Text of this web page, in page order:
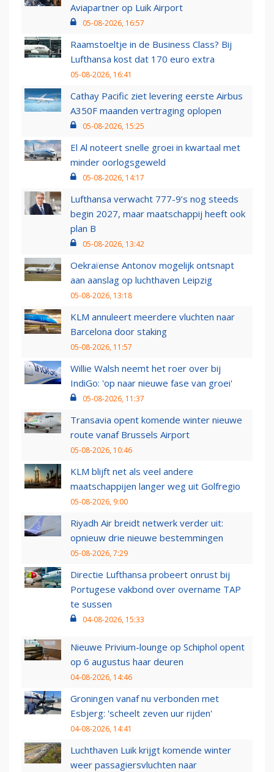
Aviapartner op Luik Airport
05-08-2026, 16:57
Raamstoeltje in de Business Class? Bij
Lufthansa kost dat 170 euro extra
05-08-2026, 16:41
Cathay Pacific ziet levering eerste Airbus
A350F maanden vertraging oplopen
05-08-2026, 15:25
El Al noteert snelle groei in kwartaal met
minder oorlogsgeweld
05-08-2026, 14:17
Lufthansa verwacht 777-9’s nog steeds
begin 2027, maar maatschappij heeft ook
plan B
05-08-2026, 13:42
Oekraïense Antonov mogelijk ontsnapt
aan aanslag op luchthaven Leipzig
05-08-2026, 13:18
KLM annuleert meerdere vluchten naar
Barcelona door staking
05-08-2026, 11:57
Willie Walsh neemt het roer over bij
IndiGo: 'op naar nieuwe fase van groei'
05-08-2026, 11:37
Transavia opent komende winter nieuwe
route vanaf Brussels Airport
05-08-2026, 10:46
KLM blijft net als veel andere
maatschappijen langer weg uit Golfregio
05-08-2026, 9:00
Riyadh Air breidt netwerk verder uit:
opnieuw drie nieuwe bestemmingen
05-08-2026, 7:29
Directie Lufthansa probeert onrust bij
Portugese vakbond over overname TAP
te sussen
04-08-2026, 15:33
Nieuwe Privium-lounge op Schiphol opent
op 6 augustus haar deuren
04-08-2026, 14:46
Groningen vanaf nu verbonden met
Esbjerg: 'scheelt zeven uur rijden'
04-08-2026, 14:41
Luchthaven Luik krijgt komende winter
weer passagiersvluchten naar